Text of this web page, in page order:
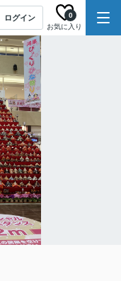
ログイン
お気に入り
0